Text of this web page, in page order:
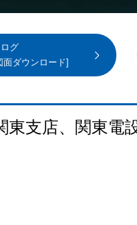
グ
面ダウンロード]
東支店、関東電